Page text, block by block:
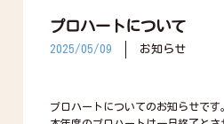
プロハートについて
2025/05/09 お知らせ
プロハートについてのお知らせです